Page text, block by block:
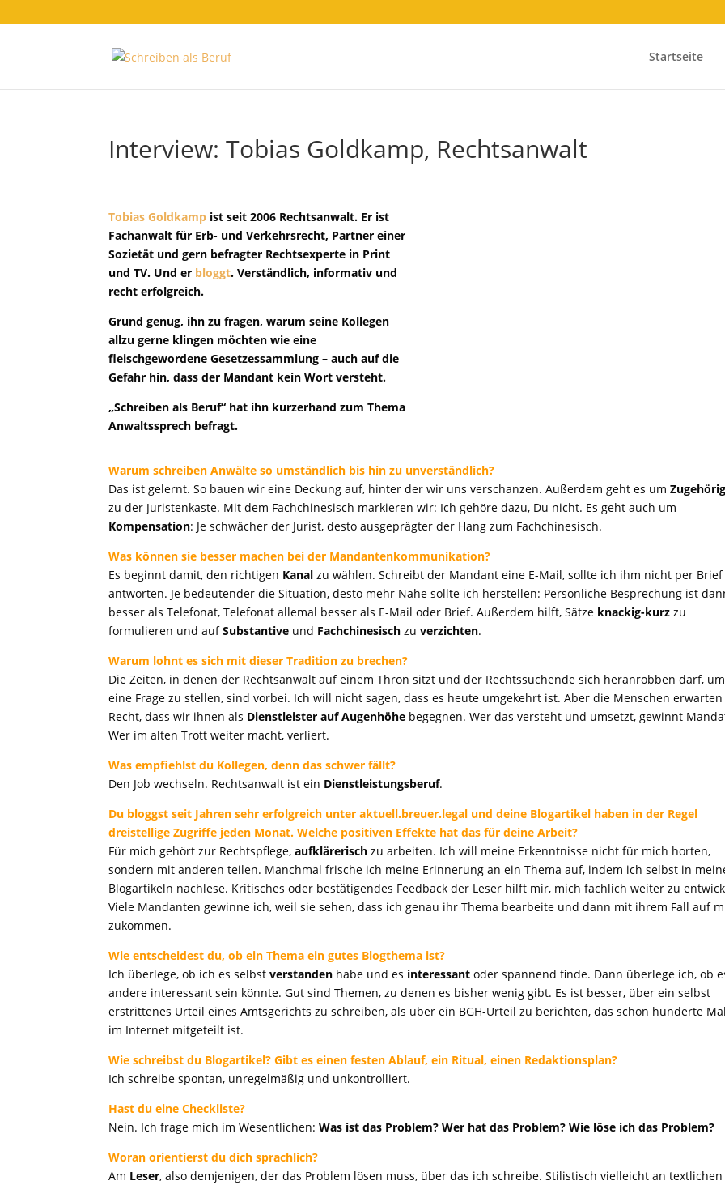
Startseite
Interview: Tobias Goldkamp, Rechtsanwalt
Tobias Goldkamp ist seit 2006 Rechtsanwalt. Er ist
Fachanwalt für Erb- und Verkehrsrecht, Partner einer
Sozietät und gern befragter Rechtsexperte in Print
und TV. Und er bloggt. Verständlich, informativ und
recht erfolgreich.
Grund genug, ihn zu fragen, warum seine Kollegen
allzu gerne klingen möchten wie eine
fleischgewordene Gesetzessammlung – auch auf die
Gefahr hin, dass der Mandant kein Wort versteht.
„Schreiben als Beruf“ hat ihn kurzerhand zum Thema
Anwaltssprech befragt.
Warum schreiben Anwälte so umständlich bis hin zu unverständlich?
Das ist gelernt. So bauen wir eine Deckung auf, hinter der wir uns verschanzen. Außerdem geht es um
zu der Juristenkaste. Mit dem Fachchinesisch markieren wir: Ich gehöre dazu, Du nicht. Es geht auch um
Kompensation: Je schwächer der Jurist, desto ausgeprägter der Hang zum Fachchinesisch.
Was können sie besser machen bei der Mandantenkommunikation?
Es beginnt damit, den richtigen Kanal zu wählen. Schreibt der Mandant eine E-Mail, sollte ich ihm nicht per Brief
antworten. Je bedeutender die Situation, desto mehr Nähe sollte ich herstellen: Persönliche Besprechung ist
besser als Telefonat, Telefonat allemal besser als E-Mail oder Brief. Außerdem hilft, Sätze knackig-kurz zu
formulieren und aufSubstantive und Fachchinesisch zuverzichten.
Warum lohnt es sich mit dieser Tradition zu brechen?
Die Zeiten, in denen der Rechtsanwalt auf einem Thron sitzt und der Rechtssuchende sich heranrobben darf, um
eine Frage zu stellen, sind vorbei. Ich will nicht sagen, dass es heute umgekehrt ist. Aber die Menschen erwarten
Recht, dass wir ihnen als Dienstleister auf Augenhöhe begegnen. Wer das versteht und umsetzt, gewinnt
Wer im alten Trott weiter macht, verliert.
Was empfiehlst du Kollegen, denn das schwer fällt?
Den Job wechseln. Rechtsanwalt ist ein Dienstleistungsberuf.
Du bloggst seit Jahren sehr erfolgreich unter aktuell.breuer.legal und deine Blogartikel haben in der Regel
dreistellige Zugriffe jeden Monat. Welche positiven Effekte hat das für deine Arbeit?
Für mich gehört zur Rechtspflege,aufklärerisch zu arbeiten. Ich will meine Erkenntnisse nicht für mich horten,
sondern mit anderen teilen. Manchmal frische ich meine Erinnerung an ein Thema auf, indem ich selbst in
Blogartikeln nachlese. Kritisches oder bestätigendes Feedback der Leser hilft mir, mich fachlich weiter zu
Viele Mandanten gewinne ich, weil sie sehen, dass ich genau ihr Thema bearbeite und dann mit ihrem Fall auf
zukommen.
Wie entscheidest du, ob ein Thema ein gutes Blogthema ist?
Ich überlege, ob ich es selbstverstanden habe und es interessant oder spannend finde. Dann überlege ich, ob
andere interessant sein könnte. Gut sind Themen, zu denen es bisher wenig gibt. Es ist besser, über ein selbst
erstrittenes Urteil eines Amtsgerichts zu schreiben, als über ein BGH-Urteil zu berichten, das schon hunderte
im Internet mitgeteilt ist.
Wie schreibst du Blogartikel? Gibt es einen festen Ablauf, ein Ritual, einen Redaktionsplan?
Ich schreibe spontan, unregelmäßig und unkontrolliert.
Hast du eine Checkliste?
Nein. Ich frage mich im Wesentlichen:Was ist das Problem? Wer hat das Problem? Wie löse ich das Problem?
Woran orientierst du dich sprachlich?
Am Leser, also demjenigen, der das Problem lösen muss, über das ich schreibe. Stilistisch vielleicht an textlichen